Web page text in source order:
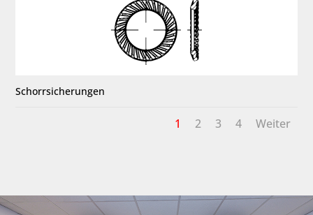
Schorrsicherungen
1 2 3 4 Weiter